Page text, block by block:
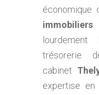
économique
immobiliers
trésorerie
cabinet
expertise